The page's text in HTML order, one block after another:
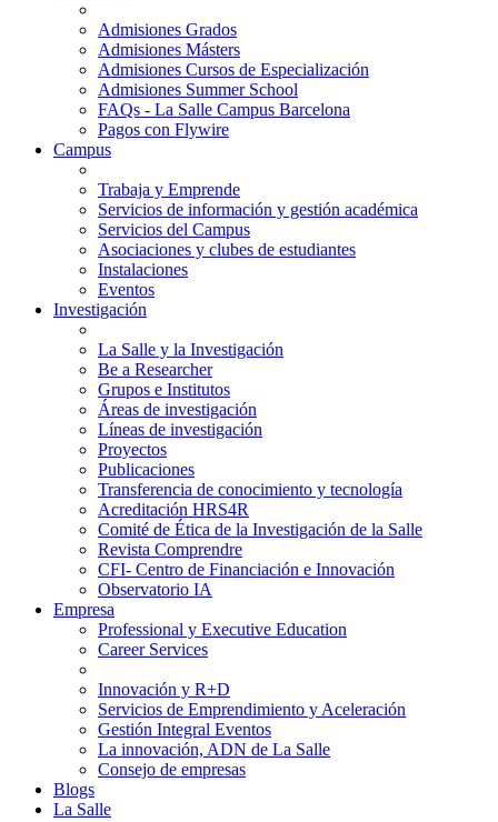
Admisiones Grados
Admisiones Másters
Admisiones Cursos de Especialización
Admisiones Summer School
FAQs - La Salle Campus Barcelona
Pagos con Flywire
Campus
Trabaja y Emprende
Servicios de información y gestión académica
Servicios del Campus
Asociaciones y clubes de estudiantes
Instalaciones
Eventos
Investigación
La Salle y la Investigación
Be a Researcher
Grupos e Institutos
Áreas de investigación
Líneas de investigación
Proyectos
Publicaciones
Transferencia de conocimiento y tecnología
Acreditación HRS4R
Comité de Ética de la Investigación de la Salle
Revista Comprendre
CFI- Centro de Financiación e Innovación
Observatorio IA
Empresa
Professional y Executive Education
Career Services
Innovación y R+D
Servicios de Emprendimiento y Aceleración
Gestión Integral Eventos
La innovación, ADN de La Salle
Consejo de empresas
Blogs
La Salle